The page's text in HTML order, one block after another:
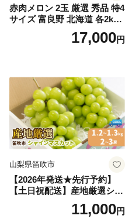
赤肉メロン 2玉 厳選 秀品 特4
サイズ 富良野 北海道 各2kg
～2.6kg 2玉 セット ファーム
富良野 メロン めろん 果物 く
17,000円
山梨県笛吹市
【2026年発送★先行予約】
【土日祝配送】産地厳選シャ
インマスカット1.2kg～1.3kg
（2房～3房）※沖縄・離島配
11,000円